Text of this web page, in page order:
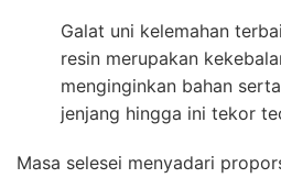
Galat uni kelemahan
resin merupakan
menginginkan bahan
jenjang hingga ini tekor
Masa selesei menyadari